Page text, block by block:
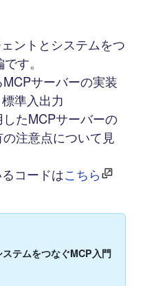
ントとシステムをつ
す。
サーバーの実装
準入出力
したMCPサーバーの
注意点について見
コードはこちら
テムをつなぐMCP入門